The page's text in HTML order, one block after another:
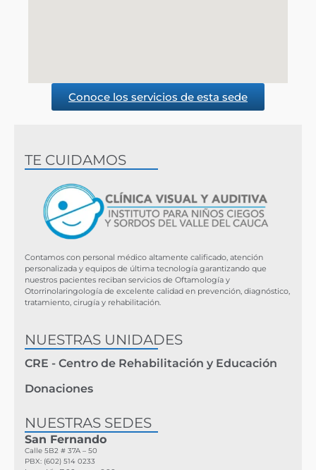
Conoce los servicios de esta sede
TE CUIDAMOS
Contamos con personal médico altamente calificado, atención
personalizada y equipos de última tecnología garantizando que
nuestros pacientes reciban servicios de Oftamología y
Otorrinolaringología de excelente calidad en prevención, diagnóstico,
tratamiento, cirugía y rehabilitación.
NUESTRAS UNIDADES
CRE - Centro de Rehabilitación y Educación
Donaciones
NUESTRAS SEDES
San Fernando
Calle 5B2 # 37A – 50
PBX: (602) 514 0233